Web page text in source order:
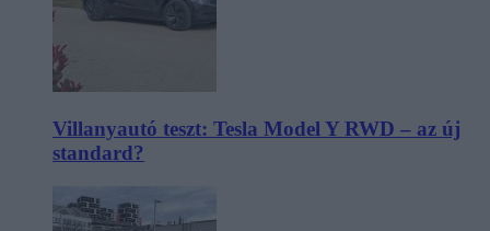
Villanyautó teszt: Tesla Model Y RWD – az új
standard?